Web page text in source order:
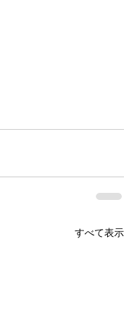
すべて表示